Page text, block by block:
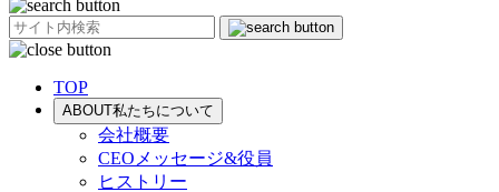
TOP
ABOUT私たちについて
会社概要
CEOメッセージ&役員
ヒストリー